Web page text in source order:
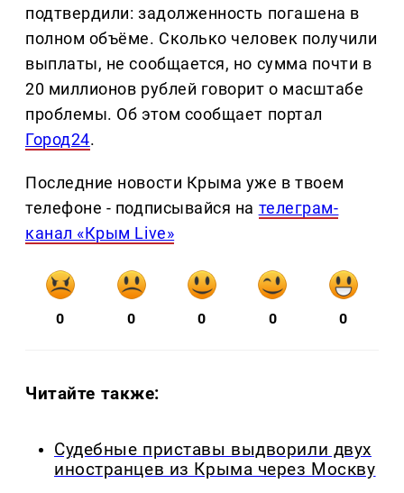
подтвердили: задолженность погашена в
полном объёме. Сколько человек получили
выплаты, не сообщается, но сумма почти в
20 миллионов рублей говорит о масштабе
проблемы. Об этом сообщает портал
Город24.
Последние новости Крыма уже в твоем
телефоне - подписывайся на телеграм-
канал «Крым Live»
0 0 0 0 0
Читайте также:
Судебные приставы выдворили двух
иностранцев из Крыма через Москву